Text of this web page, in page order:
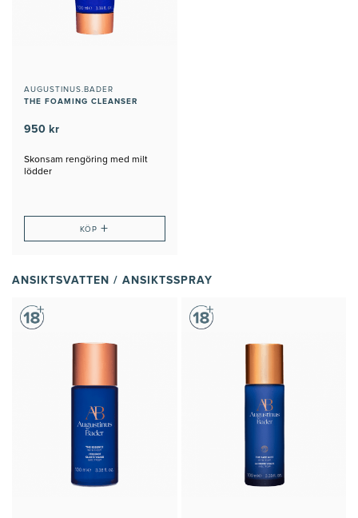
AUGUSTINUS.BADER
THE FOAMING CLEANSER
950 kr
Skonsam rengöring med milt
lödder
KÖP+
ANSIKTSVATTEN / ANSIKTSSPRAY